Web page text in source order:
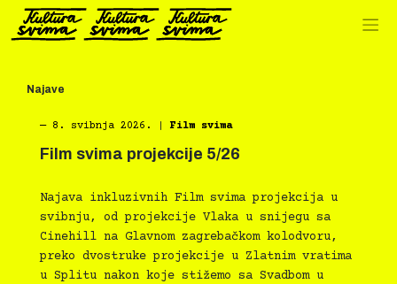
Preskoči
sadržaj
Najave
― 8. svibnja 2026. Film svima
Film svima projekcije 5/26
Najava inkluzivnih Film svima projekcija u
svibnju, od projekcije Vlaka u snijegu sa
Cinehill na Glavnom zagrebačkom kolodvoru,
preko dvostruke projekcije u Zlatnim vratima
u Splitu nakon koje stižemo sa Svadbom u